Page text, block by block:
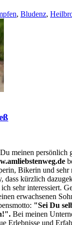
, Bludenz,
meinen persönlich
Bikerin und sehr
dass kürzlich
sehr interessiert.
erwachsenen
"Sei Du
Bei meinen
Erlebnisse und